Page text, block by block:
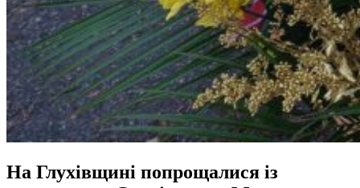
На Глухівщині попрощалися із